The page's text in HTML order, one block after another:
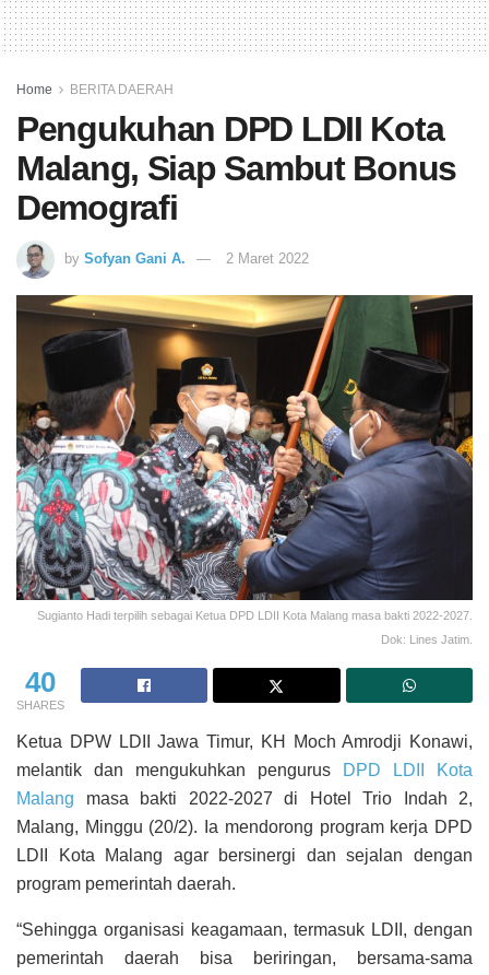
Home BERITA DAERAH
Pengukuhan DPD LDII Kota
Malang, Siap Sambut Bonus
Demografi
by Sofyan Gani A. 2 Maret 2022
Sugianto Hadi terpilih sebagai Ketua DPD LDII Kota Malang masa bakti 2022-2027.
Dok: Lines Jatim.
40
SHARES
Ketua DPW LDII Jawa Timur, KH Moch Amrodji Konawi,
melantik dan mengukuhkan pengurus
DPD LDII Kota
Malang masa bakti 2022-2027 di Hotel Trio Indah 2,
Malang, Minggu (20/2). Ia mendorong program kerja DPD
LDII Kota Malang agar bersinergi dan sejalan dengan
program pemerintah daerah.
“Sehingga organisasi keagamaan, termasuk LDII, dengan
pemerintah daerah bisa beriringan, bersama-sama